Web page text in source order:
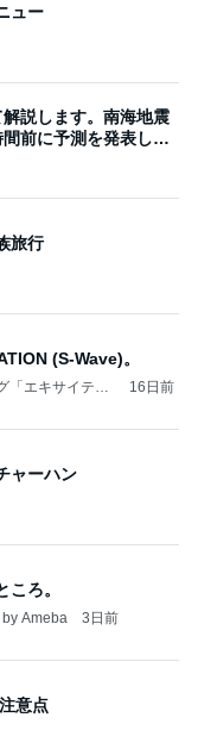
ュー
説します。南海地震
前に予測を発表しま
旅行
(S-Wave)。
エキサイティ
16日前
ャーハン
ろ。
Ameba 3日前
意点